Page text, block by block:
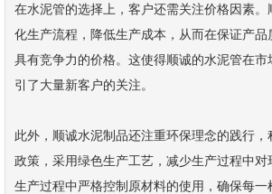
在水泥管的选择上，客户还需关注价格因素
化生产流程，降低生产成本，从而在保证产
具有竞争力的价格。这使得顺诚的水泥管在市
引了大量新客户的关注。
此外，顺诚水泥制品还注重环保理念的践行，
政策，采用绿色生产工艺，减少生产过程中
生产过程中严格控制原材料的使用，确保每一